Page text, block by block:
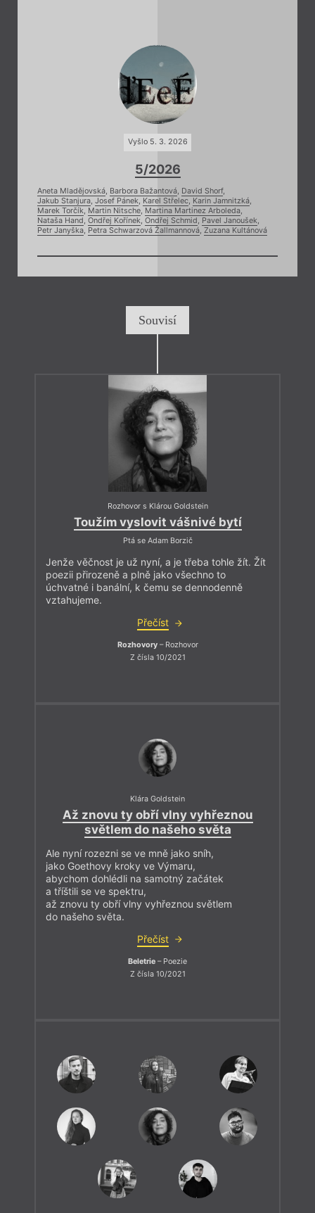
Vyšlo 5. 3. 2026
5/2026
Aneta Mladějovská, Barbora Bažantová, David Shorf,
Jakub Stanjura, Josef Pánek, Karel Střelec, Karin Jamnitzká,
Marek Torčík, Martin Nitsche, Martina Martinez Arboleda,
Nataša Hand, Ondřej Kořínek, Ondřej Schmid, Pavel Janoušek,
Petr Janyška, Petra Schwarzová Žallmannová, Zuzana Kultánová
Souvisí
Rozhovor s Klárou Goldstein
Toužím vyslovit vášnivé bytí
Ptá se Adam Borzič
Jenže věčnost je už nyní, a je třeba tohle žít. Žít
poezii přirozeně a plně jako všechno to
úchvatné i banální, k čemu se dennodenně
vztahujeme.
Přečíst
Rozhovory– Rozhovor
Z čísla 10/2021
Klára Goldstein
Až znovu ty obří vlny vyhřeznou
světlem do našeho světa
Ale nyní rozezni se ve mně jako sníh,
jako Goethovy kroky ve Výmaru,
abychom dohlédli na samotný začátek
a tříštili se ve spektru,
až znovu ty obří vlny vyhřeznou světlem
do našeho světa.
Přečíst
Beletrie – Poezie
Z čísla 10/2021